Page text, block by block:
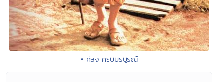
• ศีลจะครบบริบูรณ์